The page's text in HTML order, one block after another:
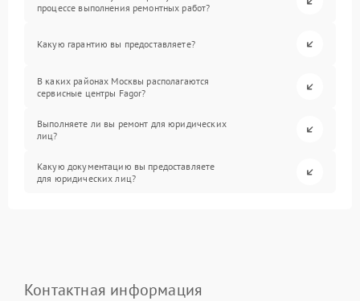
процессе выполнения ремонтных работ?
Какую гарантию вы предоставляете?
В каких районах Москвы располагаются
сервисные центры Fagor?
Выполняете ли вы ремонт для юридических
лиц?
Какую документацию вы предоставляете
для юридических лиц?
Контактная информация